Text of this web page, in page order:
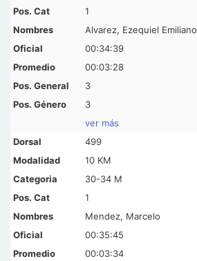
1
Alvarez, Ezequiel Emiliano
00:34:39
00:03:28
3
3
ver más
499
10 KM
30-34 M
1
Mendez, Marcelo
00:35:45
00:03:34